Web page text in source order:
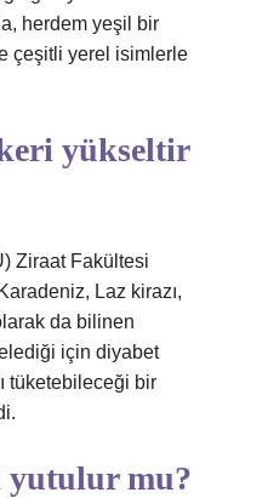
herdem yeşil bir
çeşitli yerel isimlerle
yükseltir
Ziraat Fakültesi
Laz kirazı,
da bilinen
için diyabet
tüketebileceği bir
yutulur mu?